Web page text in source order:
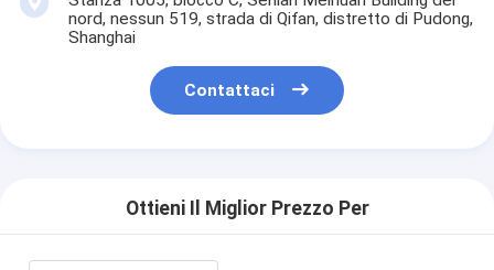
nord, nessun 519, strada di Qifan, distretto di Pudong,
Shanghai
Contattaci
Ottieni Il Miglior Prezzo Per